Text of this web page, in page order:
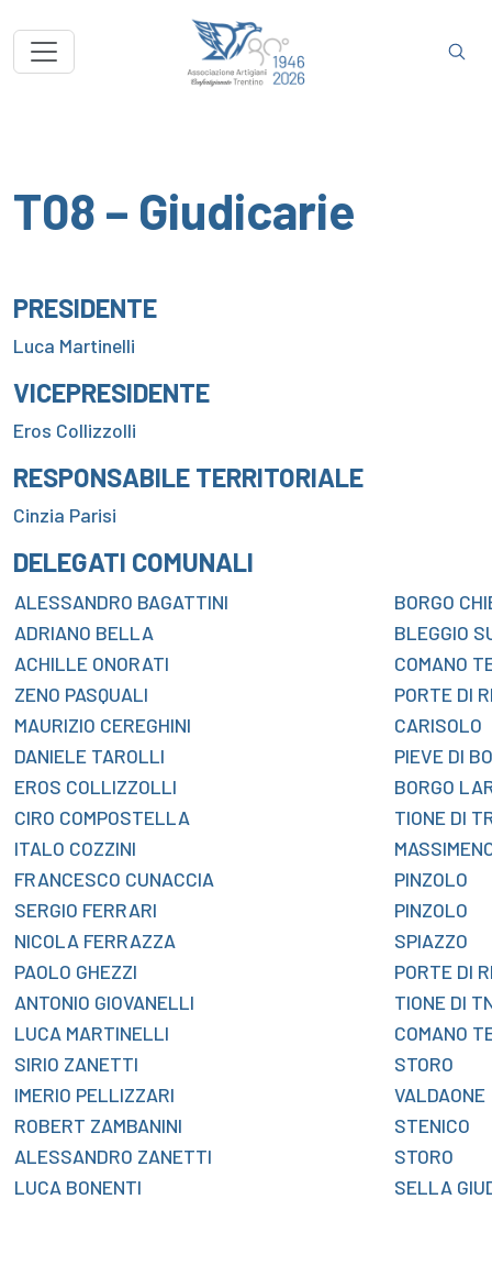
T08 – Giudicarie
PRESIDENTE
Luca Martinelli
VICEPRESIDENTE
Eros Collizzolli
RESPONSABILE TERRITORIALE
Cinzia Parisi
DELEGATI COMUNALI
ALESSANDRO BAGATTINI
BORGO
ADRIANO BELLA
BLEGGIO
ACHILLE ONORATI
COMANO
ZENO PASQUALI
PORTE DI
MAURIZIO CEREGHINI
CARISOLO
DANIELE TAROLLI
PIEVE DI
EROS COLLIZZOLLI
BORGO
CIRO COMPOSTELLA
TIONE DI
ITALO COZZINI
FRANCESCO CUNACCIA
PINZOLO
SERGIO FERRARI
PINZOLO
NICOLA FERRAZZA
SPIAZZO
PAOLO GHEZZI
PORTE DI
ANTONIO GIOVANELLI
TIONE DI
LUCA MARTINELLI
COMANO
SIRIO ZANETTI
STORO
IMERIO PELLIZZARI
VALDAONE
ROBERT ZAMBANINI
STENICO
ALESSANDRO ZANETTI
STORO
LUCA BONENTI
SELLA